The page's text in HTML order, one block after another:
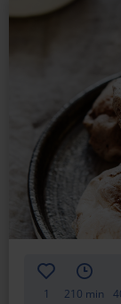
1 210 min